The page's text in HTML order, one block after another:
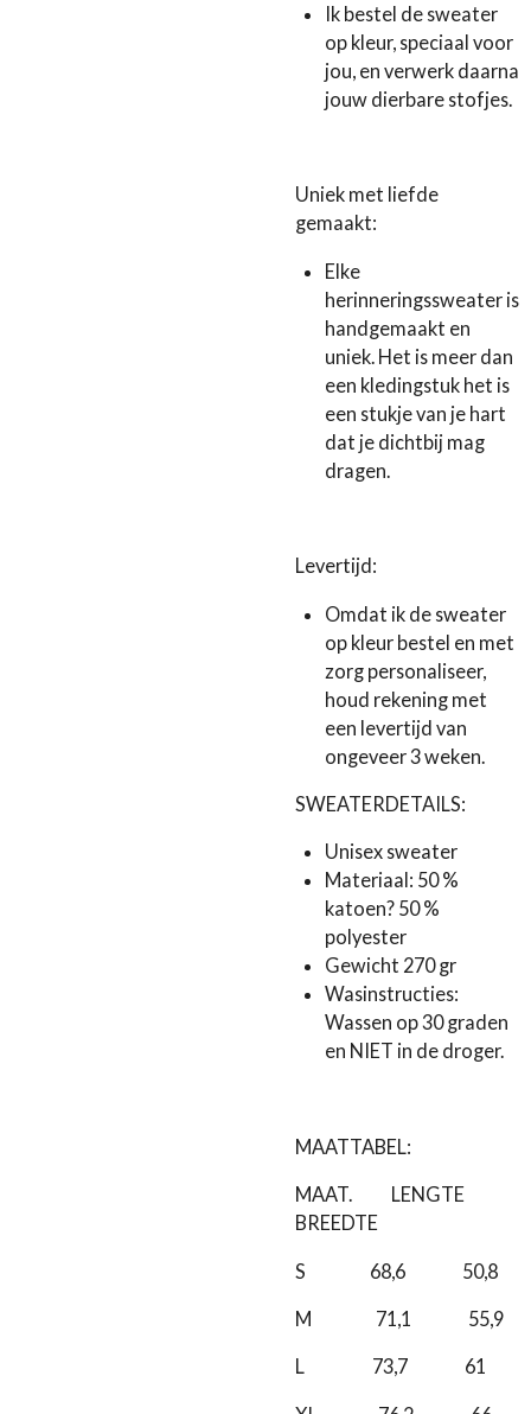
Ik bestel de sweater
op kleur, speciaal voor
jou, en verwerk daarna
jouw dierbare stofjes.
Uniek met liefde
gemaakt:
Elke
herinneringssweater is
handgemaakt en
uniek. Het is meer dan
een kledingstuk het is
een stukje van je hart
dat je dichtbij mag
dragen.
Levertijd:
Omdat ik de sweater
op kleur bestel en met
zorg personaliseer,
houd rekening met
een levertijd van
ongeveer 3 weken.
SWEATERDETAILS:
Unisex sweater
Materiaal: 50 %
katoen? 50 %
polyester
Gewicht 270 gr
Wasinstructies:
Wassen op 30 graden
en NIET in de droger.
MAATTABEL:
MAAT. LENGTE
BREEDTE
S 68,6 50,8
M 71,1 55,9
L 73,7 61